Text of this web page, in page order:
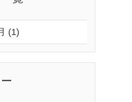
(1)
ー